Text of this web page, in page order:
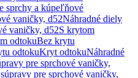
sprchy a kúpeľňové
vaničky, d52Náhradné diely
vaničky, d52S krytom
odtokuBez krytu
odtokuKryt odtokuNáhradné
pre sprchové vaničky,
pre sprchové vaničky,